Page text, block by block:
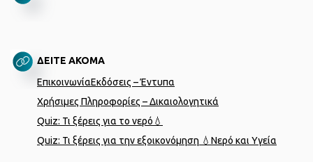
ΔΕΙΤΕ ΑΚΟΜΑ
ΕπικοινωνίαΕκδόσεις – Έντυπα
Χρήσιμες Πληροφορίες – Δικαιολογητικά
Quiz: Τι ξέρεις για το νερό💧
Quiz: Τι ξέρεις για την εξοικονόμηση 💧 Νερό και Υγεία